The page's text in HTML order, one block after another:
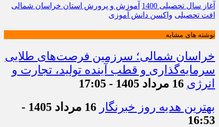
آغاز سال تحصیلی 1400
آموزش و پرورش استان خراسان شمالی
افت تحصیلی واکسن دانش آموزی
نوشته های مشابه
خراسان شمالی؛ سرزمین فرصت‌های طلایی
سرمایه‌گذاری و قطب آینده تولید، تجارت و
انرژی 16 مرداد 1405 - 17:05
بهترین هدیه روز خبرنگار
16 مرداد 1405 -
16:53